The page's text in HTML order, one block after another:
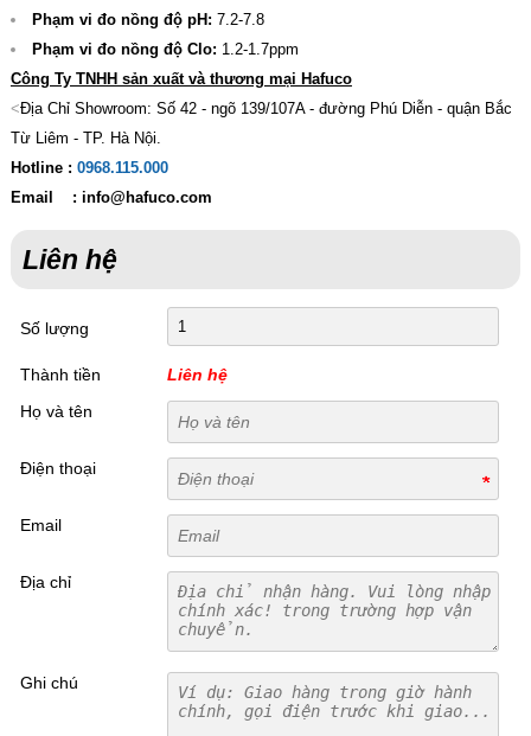
Phạm vi đo nồng độ pH: 7.2-7.8
Phạm vi đo nồng độ Clo: 1.2-1.7ppm
Công Ty TNHH sản xuất và thương mại Hafuco
<Địa Chỉ Showroom: Số 42 - ngõ 139/107A - đường Phú Diễn - quận Bắc
Từ Liêm - TP. Hà Nội.
Hotline : 0968.115.000
Email : info@hafuco.com
Liên hệ
Số lượng
Thành tiền
Liên hệ
Họ và tên
Điện thoại
Email
Địa chỉ
Ghi chú